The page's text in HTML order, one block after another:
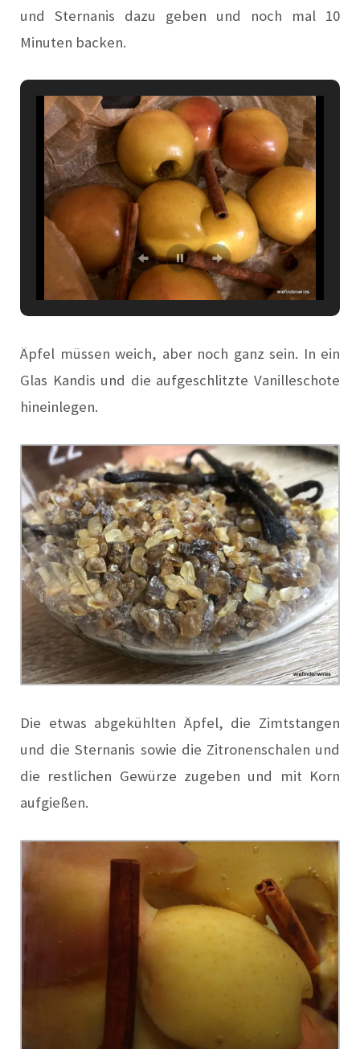
und Sternanis dazu geben und noch mal 10
Minuten backen.
Äpfel müssen weich, aber noch ganz sein. In ein
Glas Kandis und die aufgeschlitzte Vanilleschote
hineinlegen.
Die etwas abgekühlten Äpfel, die Zimtstangen
und die Sternanis sowie die Zitronenschalen und
die restlichen Gewürze zugeben und mit Korn
aufgießen.